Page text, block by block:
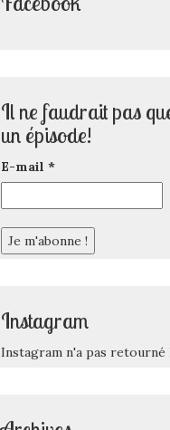
Il ne faudrait pas
un épisode!
E-mail *
Instagram
Instagram n'a pas retourné